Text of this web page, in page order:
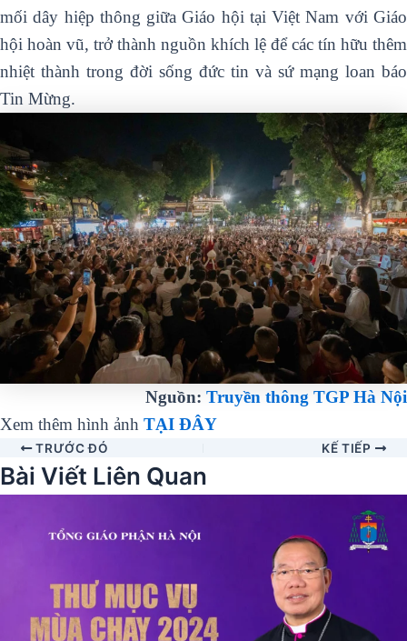
mối dây hiệp thông giữa Giáo hội tại Việt Nam với Giáo
hội hoàn vũ, trở thành nguồn khích lệ để các tín hữu thêm
nhiệt thành trong đời sống đức tin và sứ mạng loan báo
Tin Mừng.
Nguồn: Truyền thông TGP Hà Nội
Xem thêm hình ảnh TẠI ĐÂY
TRƯỚC ĐÓ KẾ TIẾP
Bài Viết Liên Quan